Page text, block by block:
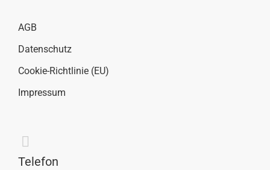
AGB
Datenschutz
Cookie-Richtlinie (EU)
Impressum
Telefon